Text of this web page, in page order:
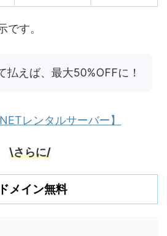
です。
払えば、最大50%OFFに！
レンタルサーバー】
\さらに/
ドメイン無料